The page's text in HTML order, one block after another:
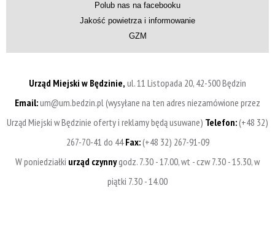
Polub nas na facebooku
Jakość powietrza i informowanie
GZM
Urząd Miejski w Będzinie, ul. 11 Listopada 20, 42-500 Będzin
Email:um@um.bedzin.pl (wysyłane na ten adres niezamówione przez
Urząd Miejski w Będzinie oferty i reklamy będą usuwane) Telefon:(+48 32)
267-70-41 do 44Fax:(+48 32) 267-91-09
W poniedziałki urząd czynnygodz. 7.30 - 17.00, wt - czw 7.30 - 15.30, w
piątki 7.30 - 14.00